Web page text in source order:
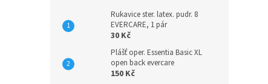
Rukavice ster. latex. pudr. 8
EVERCARE, 1 pár
30 Kč
Plášť oper. Essentia Basic XL
open back evercare
150 Kč